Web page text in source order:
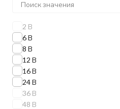
Trojan
Ventura
NBA
KOYOSONIC
LEOCH (UPLUS)
ZUBR
Gelbert
SKN
VOLAT
2 В
6 В
8 В
12 В
16 В
24 В
36 В
48 В